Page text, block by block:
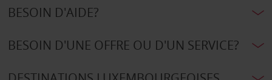
BESOIN D'AIDE?
BESOIN D'UNE OFFRE OU D'UN SERVICE?